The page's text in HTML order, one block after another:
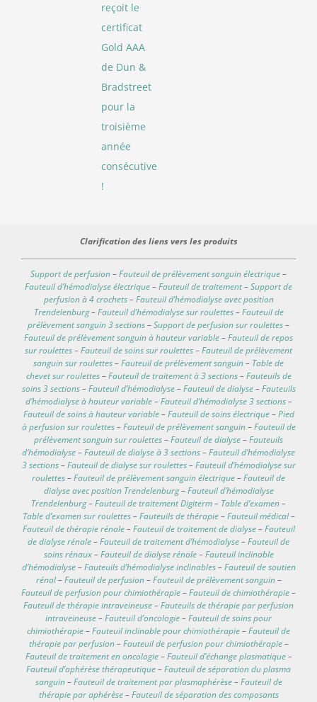
reçoit le
certificat
Gold AAA
de Dun &
Bradstreet
pour la
troisième
année
consécutive
!
Clarification des liens vers les produits
Support de perfusion–Fauteuil de prélèvement sanguin électrique–
Fauteuil d’hémodialyse électrique–Fauteuil de traitement–Support de
perfusion à 4 crochets–Fauteuil d’hémodialyse avec position
Trendelenburg–Fauteuil d’hémodialyse sur roulettes–Fauteuil de
prélèvement sanguin 3 sections–Support de perfusion sur roulettes–
Fauteuil de prélèvement sanguin à hauteur variable–Fauteuil de repos
sur roulettes–Fauteuil de soins sur roulettes–Fauteuil de prélèvement
sanguin sur roulettes–Fauteuil de prélèvement sanguin– Table de
chevet sur roulettes–Fauteuil de traitement à 3 sections–Fauteuils de
soins 3 sections–Fauteuil d’hémodialyse–Fauteuil de dialyse–Fauteuils
d’hémodialyse à hauteur variable–Fauteuil d’hémodialyse 3 sections–
Fauteuil de soins à hauteur variable–Fauteuil de soins électrique–Pied
à perfusion sur roulettes–Fauteuil de prélèvement sanguin–Fauteuil de
prélèvement sanguin sur roulettes–Fauteuil de dialyse–Fauteuils
d’hémodialyse–Fauteuil de dialyse à 3 sections–Fauteuil d’hémodialyse
3 sections–Fauteuil de dialyse sur roulettes–Fauteuil d’hémodialyse sur
roulettes–Fauteuil de prélèvement sanguin électrique–Fauteuil de
dialyse avec position Trendelenburg–Fauteuil d’hémodialyse
Trendelenburg–Fauteuil de traitement Digiterm– Table d’examen–
Table d’examen sur roulettes–Fauteuils de thérapie–Fauteuil médical–
Fauteuil de thérapie rénale–Fauteuil de traitement de dialyse–Fauteuil
de dialyse rénale–Fauteuil de traitement d’hémodialyse–Fauteuil de
soins rénaux–Fauteuil de dialyse rénale–Fauteuil inclinable
d’hémodialyse–Fauteuils d’hémodialyse inclinables–Fauteuil de soutien
rénal–Fauteuil de perfusion–Fauteuil de prélèvement sanguin–
Fauteuil de perfusion pour chimiothérapie–Fauteuil de chimiothérapie–
Fauteuil de thérapie intraveineuse–Fauteuils de thérapie par perfusion
intraveineuse–Fauteuil d’oncologie–Fauteuil de soins pour
chimiothérapie–Fauteuil inclinable pour chimiothérapie–Fauteuil de
thérapie par perfusion–Fauteuil de perfusion pour chimiothérapie–
Fauteuil de traitement en oncologie–Fauteuil d’échange plasmatique–
Fauteuil d’aphérèse thérapeutique–Fauteuil de séparation du plasma
sanguin–Fauteuil de traitement par plasmaphérèse–Fauteuil de
thérapie par aphérèse–Fauteuil de séparation des composants